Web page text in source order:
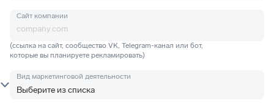
Сайт компании
(ссылка на сайт, сообщество VK, Telegram-канал или бот,
которые вы планируете рекламировать)
Вид маркетинговой деятельности